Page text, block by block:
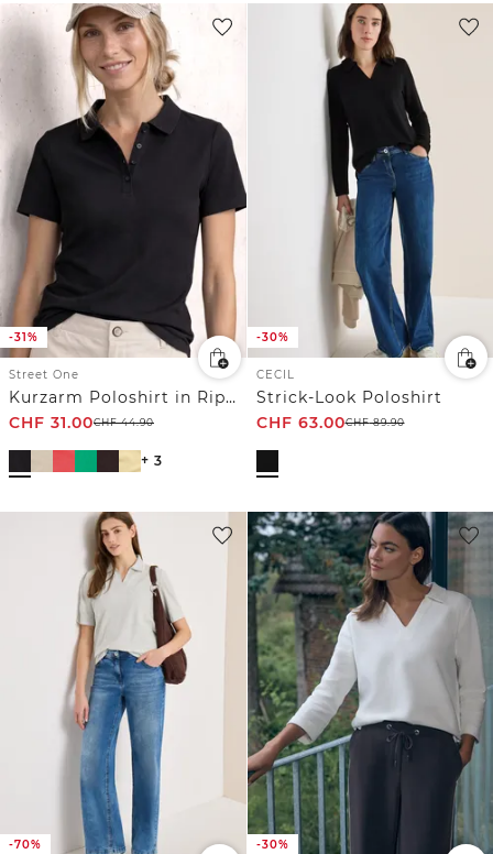
-31%
Street One
Kurzarm Poloshirt in Rippstruktur
CHF 31.00CHF44.90
+ 3
-30%
CECIL
Strick-Look Poloshirt
CHF 63.00CHF89.90
-70% -30%